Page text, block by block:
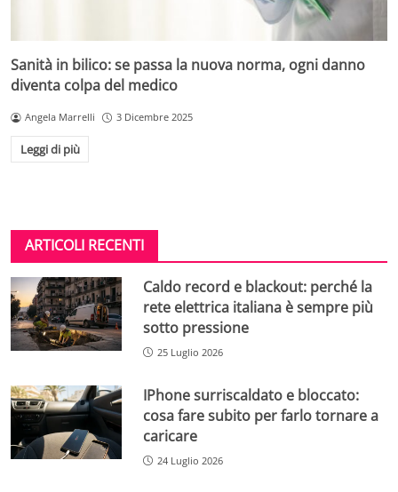
Sanità in bilico: se passa la nuova norma, ogni danno
diventa colpa del medico
Angela Marrelli 3 Dicembre 2025
Leggi di più
ARTICOLI RECENTI
Caldo record e blackout: perché la
rete elettrica italiana è sempre più
sotto pressione
25 Luglio 2026
IPhone surriscaldato e bloccato:
cosa fare subito per farlo tornare a
caricare
24 Luglio 2026